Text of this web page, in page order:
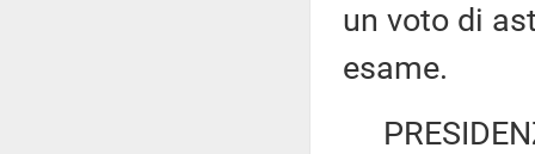
un voto di
esame.